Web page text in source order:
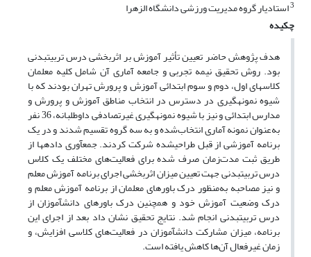
3استادیار گروه مدیریت ورزشی دانشگاه الزهرا
چکیده
هدف پژوهش حاضر تعیین تأثیر آموزش بر اثربخشی درس تربیت­بدنی
بود. روش تحقیق نیمه تجربی و جامعه آماری آن شامل کلیه معلمان
کلاس­های اول، دوم و سوم ابتدائی آموزش و پرورش تهران بودند که با
شیوه نمونه­گیری در دسترس در انتخاب مناطق آموزش و پرورش و
مدارس ابتدائی و نیز با شیوه نمونه­گیری غیرتصادفی داوطلبانه، 36 نفر
به‌عنوان نمونه آماری انتخاب‌شده و به سه گروه تقسیم شدند و در یک
برنامه آموزشی از قبل طراحی­شده شرکت کردند. جمع­آوری داده­ها از
طریق ثبت مدت‌زمان صرف شده برای فعالیت‌های مختلف یک کلاس
درس تربیت­بدنی جهت تعیین میزان اثربخشی اجرای برنامه آموزش معلم
و نیز مصاحبه به‌منظور درک باورهای معلمان از برنامه آموزش معلم و
درک وضعیت آموزش خود و همچنین درک باورهای دانش­آموزان از
درس تربیت­بدنی انجام شد. نتایج تحقیق نشان داد بعد از اجرای این
برنامه، میزان مشارکت دانش­آموزان در فعالیت‌های کلاسی افزایش، و
زمان غیرفعال آن‌ها کاهش یافته است.